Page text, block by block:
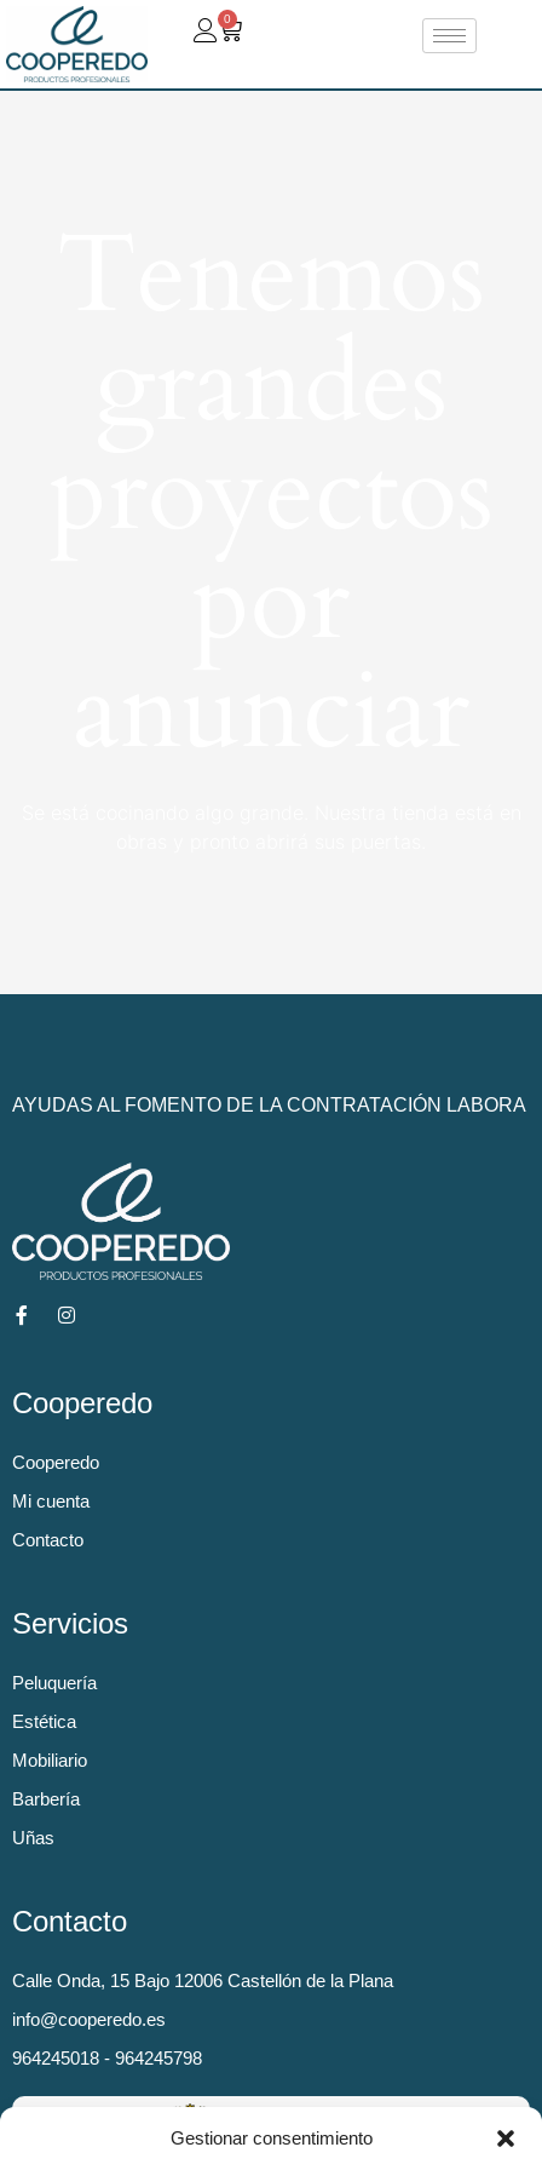
Gestionar consentimiento
0
AYUDAS AL FOMENTO DE LA CONTRATACIÓN LABORA
Cooperedo
Cooperedo
Mi cuenta
Contacto
Servicios
Peluquería
Estética
Mobiliario
Barbería
Uñas
Contacto
Calle Onda, 15 Bajo 12006 Castellón de la Plana
info@cooperedo.es
964245018 - 964245798